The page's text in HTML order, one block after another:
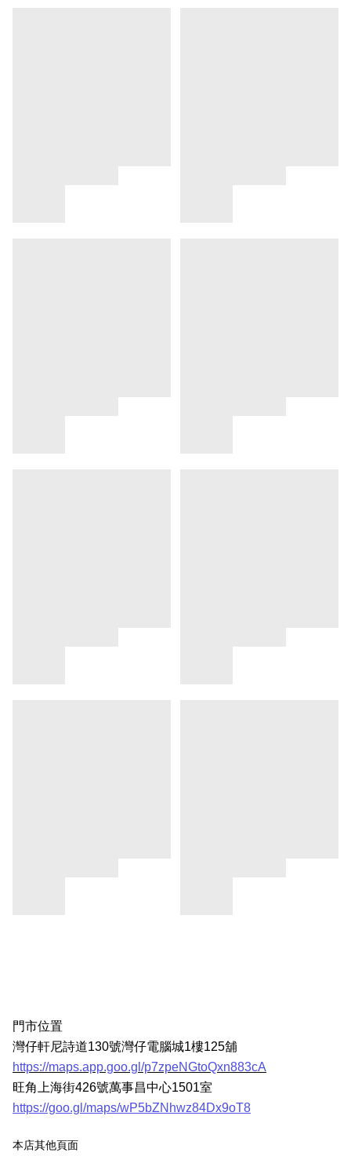
門市位置
灣仔軒尼詩道130號灣仔電腦城1樓125舖
https://maps.app.goo.gl/p7zpeNGtoQxn883cA
旺角上海街426號萬事昌中心1501室
https://goo.gl/maps/wP5bZNhwz84Dx9oT8
本店其他頁面